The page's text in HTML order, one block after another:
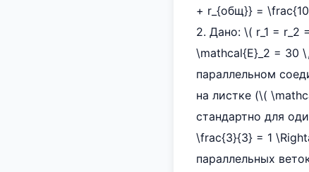
+ r_{общ}} =
2. Дано: \( r_1 =
\mathcal{E}_2 = 30
параллельном
на листке (\(
стандартно для
\frac{3}{3} = 1
параллельных